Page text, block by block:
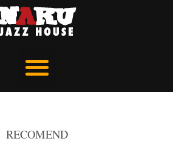
RECOMEND